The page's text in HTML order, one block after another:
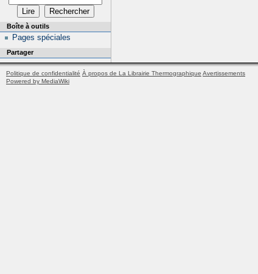
Boîte à outils
Pages spéciales
Partager
Politique de confidentialité À propos de La Librairie Thermographique Avertissements
Powered by MediaWiki